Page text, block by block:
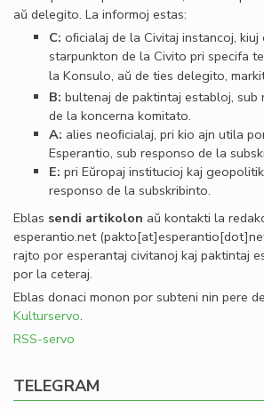
aŭ delegito. La informoj estas:
C: oﬁcialaj de la Civitaj instancoj, kiuj
starpunkton de la Civito pri specifa
la Konsulo, aŭ de ties delegito,
B: bultenaj de paktintaj establoj, sub
de la koncerna komitato.
A: alies neoﬁcialaj, pri kio ajn utila
Esperantio, sub responso de la
E: pri Eŭropaj institucioj kaj
responso de la subskribinto.
Eblas sendi artikolon aŭ kontakti la
esperantio.net
rajto por esperantaj civitanoj kaj paktintaj
por la ceteraj.
Eblas donaci monon por subteni nin pere de
Kulturservo.
RSS-servo
TELEGRAM